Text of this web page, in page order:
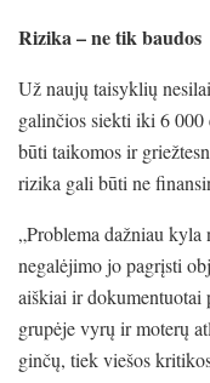
Rizika – ne tik baudos
Už naujų taisyklių
galinčios siekti iki 6 000
būti taikomos ir
rizika gali būti ne
„Problema dažniau
negalėjimo jo pagrįsti
aiškiai ir dokumentuotai
grupėje vyrų ir moterų
ginčų, tiek viešos